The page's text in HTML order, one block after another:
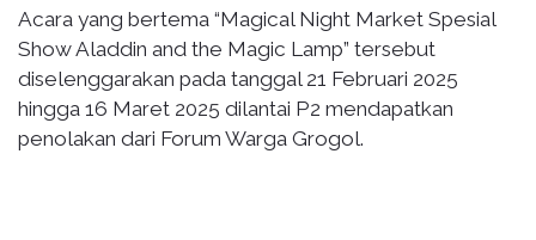
Acara yang bertema “Magical Night Market Spesial
Show Aladdin and the Magic Lamp” tersebut
diselenggarakan pada tanggal 21 Februari 2025
hingga 16 Maret 2025 dilantai P2 mendapatkan
penolakan dari Forum Warga Grogol.